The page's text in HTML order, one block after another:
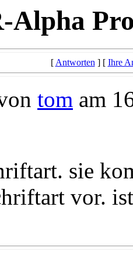
Alpha
[Antworten] [ Ihre
tom am
sie
vor.